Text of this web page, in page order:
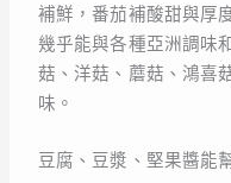
補鮮，番茄補酸甜與厚
幾乎能與各種亞洲調味
菇、洋菇、蘑菇、鴻喜
味。
豆腐、豆漿、堅果醬能